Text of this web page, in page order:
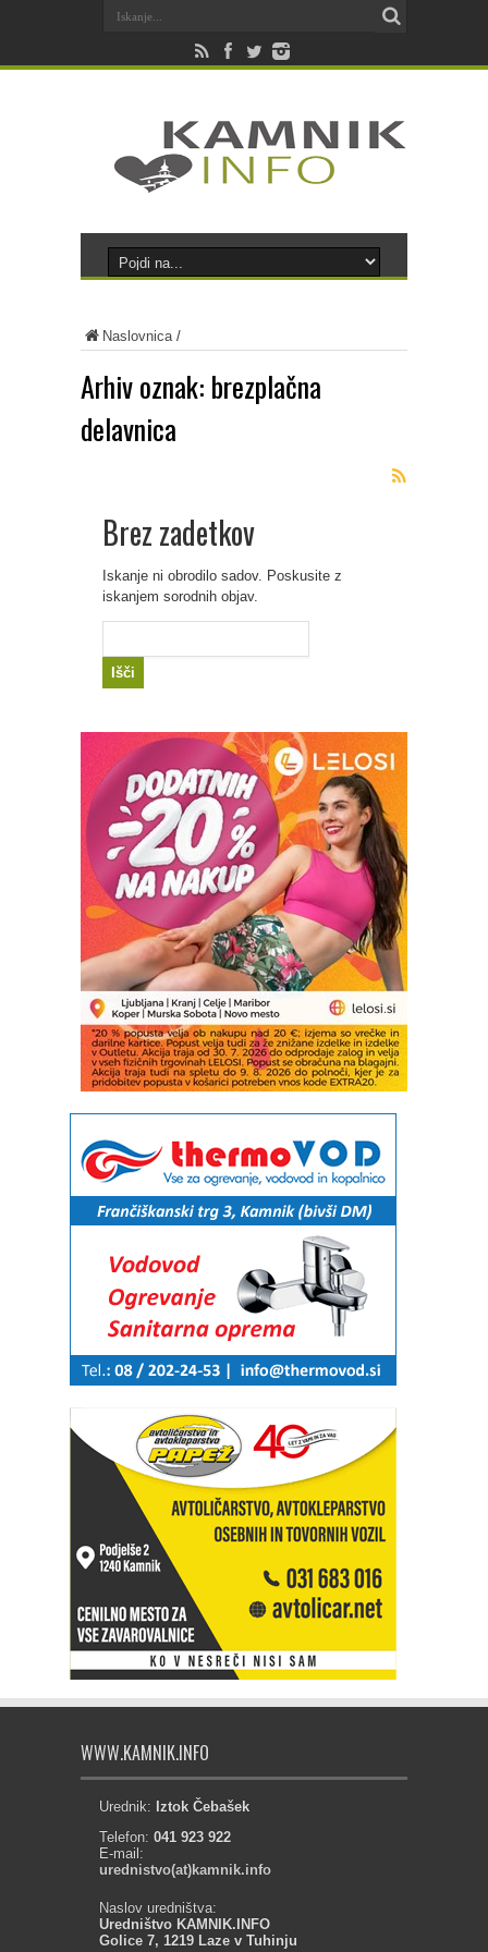
Naslovnica/
Arhiv oznak: brezplačna
delavnica
Brez zadetkov
Iskanje ni obrodilo sadov. Poskusite z
iskanjem sorodnih objav.
WWW.KAMNIK.INFO
Urednik: Iztok Čebašek
Telefon: 041 923 922
E-mail:
urednistvo(at)kamnik.info
Naslov uredništva:
Uredništvo KAMNIK.INFO
Golice 7, 1219 Laze v Tuhinju